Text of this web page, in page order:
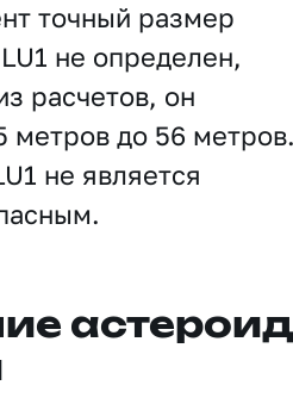
точный размер
не определен,
расчетов, он
метров до 56
не является